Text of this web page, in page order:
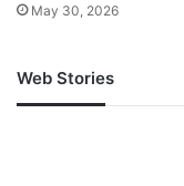
May 30, 2026
Web Stories
जम्मू-कश्मीर में बारिश से
अपडेट